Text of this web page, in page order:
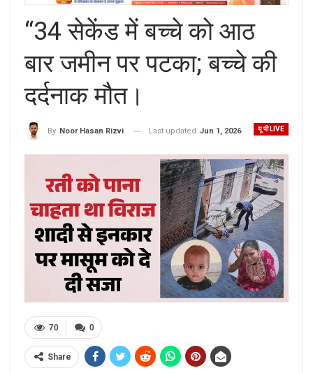
“34 सेकेंड में बच्चे को आठ
बार जमीन पर पटका; बच्चे की
दर्दनाक मौत।
यू पी LIVE
By Noor Hasan Rizvi Last updated Jun 1, 2026
0
70
Share